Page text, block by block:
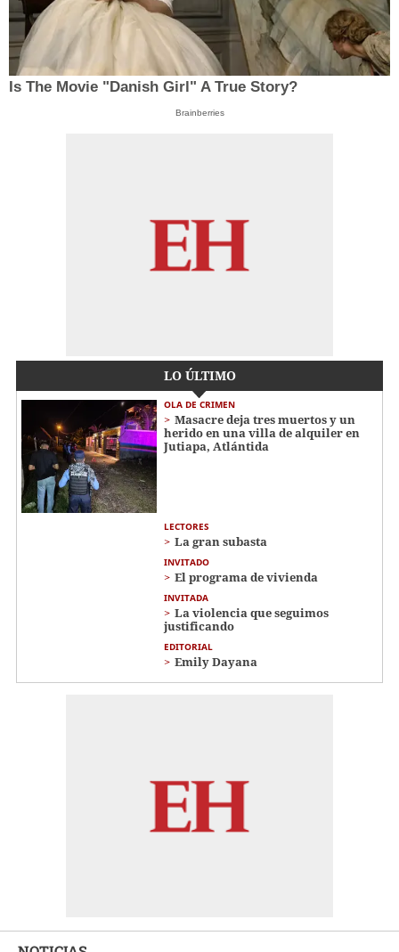
Is The Movie "Danish Girl" A True Story?
Brainberries
LO ÚLTIMO
OLA DE CRIMEN
Masacre deja tres muertos y un
herido en una villa de alquiler en
Jutiapa, Atlántida
LECTORES
La gran subasta
INVITADO
El programa de vivienda
INVITADA
La violencia que seguimos
justificando
EDITORIAL
Emily Dayana